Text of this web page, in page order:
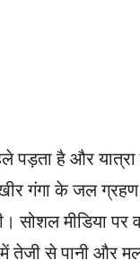
पड़ता है और
खीर गंगा के जल
मीडिया पर
में तेजी से पानी